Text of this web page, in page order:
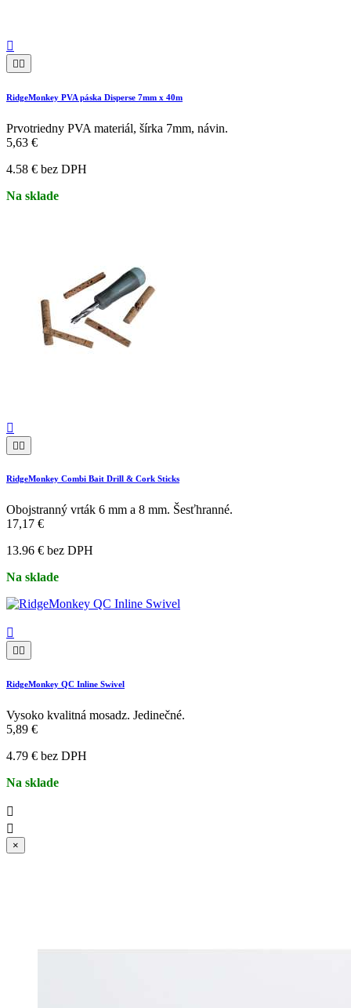


RidgeMonkey PVA páska Disperse 7mm x 40m
Prvotriedny PVA materiál, šírka 7mm, návin.
5,63 €
4.58 € bez DPH
Na sklade


RidgeMonkey Combi Bait Drill & Cork Sticks
Obojstranný vrták 6 mm a 8 mm. Šesťhranné.
17,17 €
13.96 € bez DPH
Na sklade

 
RidgeMonkey QC Inline Swivel
Vysoko kvalitná mosadz. Jedinečné.
5,89 €
4.79 € bez DPH
Na sklade


×